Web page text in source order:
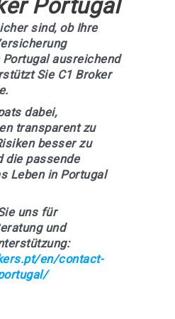
Portugal
sind, ob Ihre
ausreichend
Sie C1 Broker
dabei,
transparent zu
besser zu
die passende
Leben in Portugal
uns für
und
en/contact-